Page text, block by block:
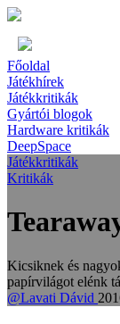
Főoldal
Játékhírek
Játékkritikák
Gyártói blogok
Hardware kritikák
DeepSpace
Játékkritikák
Kritikák
Kicsiknek és
papírvilágot elénk
@Lavati Dávid